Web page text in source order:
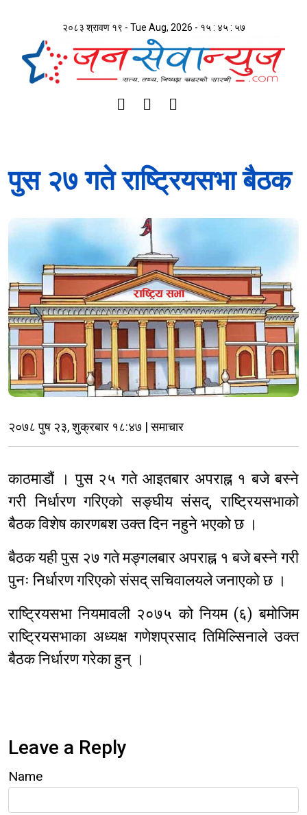
२०८३ श्रावण १९ - Tue Aug, 2026 - १५ : ४५ : ५८
पुस २७ गते राष्ट्रियसभा बैठक
२०७८ पुष २३, शुक्रबार १८:४७ | समाचार
काठमाडौं । पुस २५ गते आइतबार अपराह्न १ बजे बस्ने
गरी निर्धारण गरिएको सङ्घीय संसद्, राष्ट्रियसभाको
बैठक विशेष कारणबश उक्त दिन नहुने भएको छ ।
बैठक यही पुस २७ गते मङ्गलबार अपराह्न १ बजे बस्ने गरी
पुनः निर्धारण गरिएको संसद् सचिवालयले जनाएको छ ।
राष्ट्रियसभा नियमावली २०७५ को नियम (६) बमोजिम
राष्ट्रियसभाका अध्यक्ष गणेशप्रसाद तिमिल्सिनाले उक्त
बैठक निर्धारण गरेका हुन् ।
Leave a Reply
Name